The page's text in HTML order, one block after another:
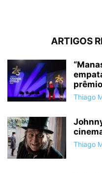
ARTIGOS
Thiago
Thiago